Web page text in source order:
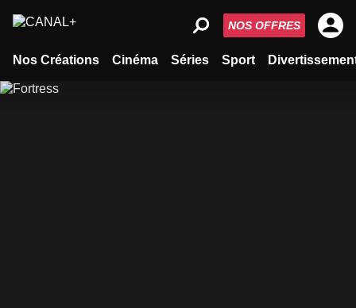
Nos Créations Cinéma Séries Sport
NOS OFFRES